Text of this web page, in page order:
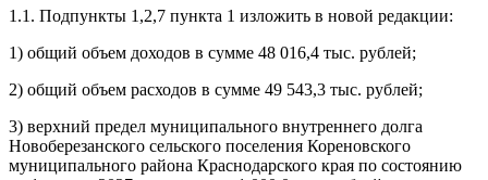
1.1. Подпункты 1,2,7 пункта 1 изложить в новой редакции:
1) общий объем доходов в сумме 48 016,4 тыс. рублей;
2) общий объем расходов в сумме 49 543,3 тыс. рублей;
3) верхний предел муниципального внутреннего долга
Новоберезанского сельского поселения Кореновского
муниципального района Краснодарского края по состоянию